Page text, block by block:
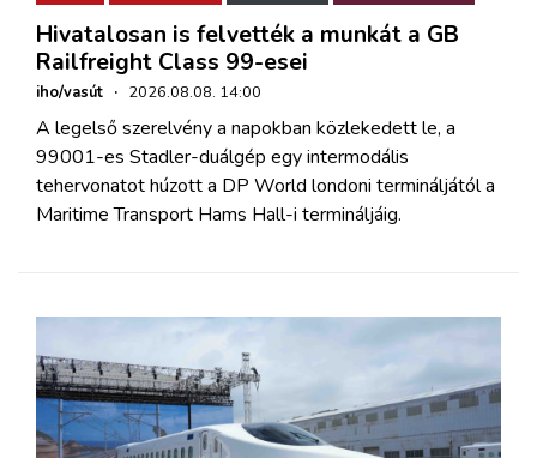
Hivatalosan is felvették a munkát a GB
Railfreight Class 99-esei
iho/vasút · 2026.08.08. 14:00
A legelső szerelvény a napokban közlekedett le, a
99001-es Stadler-duálgép egy intermodális
tehervonatot húzott a DP World londoni termináljától a
Maritime Transport Hams Hall-i termináljáig.